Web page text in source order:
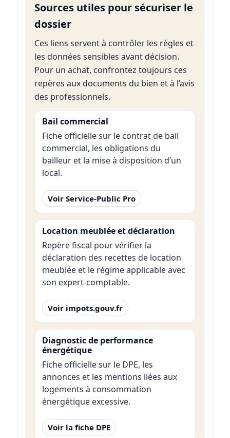
Sources utiles pour sécuriser le
dossier
Ces liens servent à contrôler les règles et
les données sensibles avant décision.
Pour un achat, confrontez toujours ces
repères aux documents du bien et à l’avis
des professionnels.
Bail commercial
Fiche officielle sur le contrat de bail
commercial, les obligations du
bailleur et la mise à disposition d’un
local.
Voir Service-Public Pro
Location meublée et déclaration
Repère fiscal pour vérifier la
déclaration des recettes de location
meublée et le régime applicable avec
son expert-comptable.
Voir impots.gouv.fr
Diagnostic de performance
énergétique
Fiche officielle sur le DPE, les
annonces et les mentions liées aux
logements à consommation
énergétique excessive.
Voir la fiche DPE